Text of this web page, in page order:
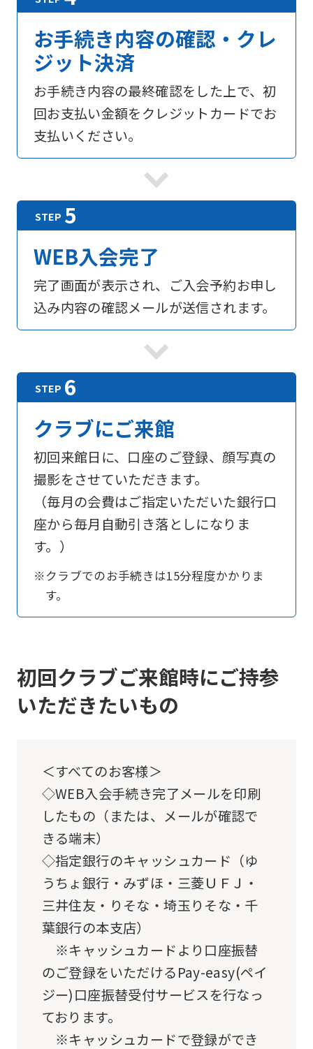
お手続き内容の確認・クレ
ジット決済
お手続き内容の最終確認をした上で、初
回お支払い金額をクレジットカードでお
支払いください。
WEB入会完了
完了画面が表示され、ご入会予約お申し
込み内容の確認メールが送信されます。
クラブにご来館
初回来館日に、口座のご登録、顔写真の
撮影をさせていただきます。
（毎月の会費はご指定いただいた銀行口
座から毎月自動引き落としになりま
す。）
※クラブでのお手続きは15分程度かかりま
す。
初回クラブご来館時にご持参
いただきたいもの
＜すべてのお客様＞
◇WEB入会手続き完了メールを印刷
したもの（または、メールが確認で
きる端末）
◇指定銀行のキャッシュカード（ゆ
うちょ銀行・みずほ・三菱ＵＦＪ・
三井住友・りそな・埼玉りそな・千
葉銀行の本支店）
※キャッシュカードより口座振替
のご登録をいただけるPay-easy(ペイ
ジー)口座振替受付サービスを行なっ
ております。
※キャッシュカードで登録ができ
For
foreigners
Central
official
website
is
automatically
translated
into
the
automatic
translation)
to
the
top
page.
However,
if
you
use
an
automatic
translation
service,
the